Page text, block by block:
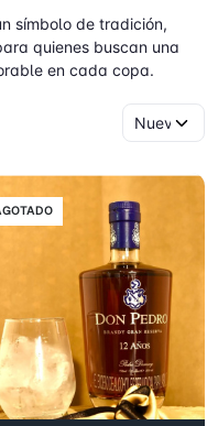
símbolo de tradición,
quienes buscan una
en cada copa.